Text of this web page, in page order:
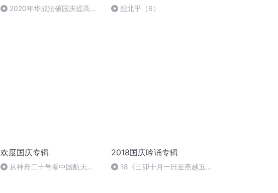
2020年华成法硕国庆提高班
想北平（6）
欢度国庆专辑
从神舟二十号看中国航天
2018国庆吟诵专辑
18《己卯十月一日至燕越五